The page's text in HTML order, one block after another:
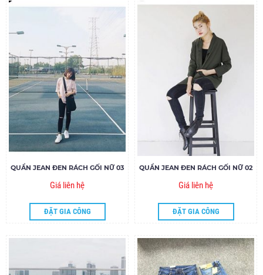
QUẦN JEAN ĐEN RÁCH GỐI NỮ 03
Giá liên hệ
ĐẶT GIA CÔNG
QUẦN JEAN ĐEN RÁCH GỐI NỮ 02
Giá liên hệ
ĐẶT GIA CÔNG